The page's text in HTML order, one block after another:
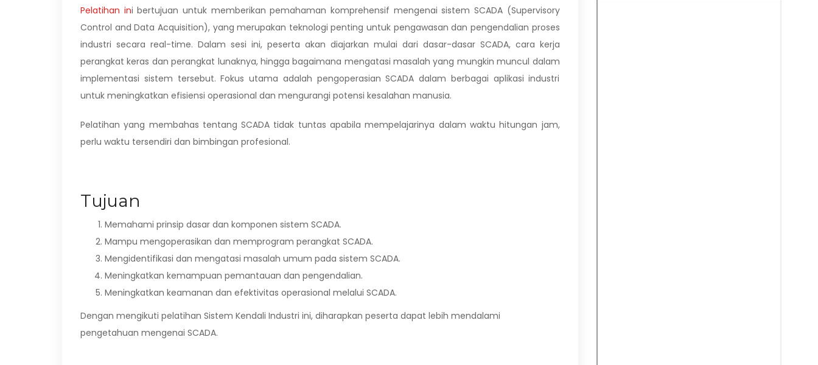
Pelatihan ini bertujuan untuk memberikan pemahaman komprehensif mengenai sistem SCADA (Supervisory
Control and Data Acquisition), yang merupakan teknologi penting untuk pengawasan dan pengendalian proses
industri secara real-time. Dalam sesi ini, peserta akan diajarkan mulai dari dasar-dasar SCADA, cara kerja
perangkat keras dan perangkat lunaknya, hingga bagaimana mengatasi masalah yang mungkin muncul dalam
implementasi sistem tersebut. Fokus utama adalah pengoperasian SCADA dalam berbagai aplikasi industri
untuk meningkatkan efisiensi operasional dan mengurangi potensi kesalahan manusia.
Pelatihan yang membahas tentang SCADA tidak tuntas apabila mempelajarinya dalam waktu hitungan jam,
perlu waktu tersendiri dan bimbingan profesional.
Tujuan
Memahami prinsip dasar dan komponen sistem SCADA.
Mampu mengoperasikan dan memprogram perangkat SCADA.
Mengidentifikasi dan mengatasi masalah umum pada sistem SCADA.
Meningkatkan kemampuan pemantauan dan pengendalian.
Meningkatkan keamanan dan efektivitas operasional melalui SCADA.
Dengan mengikuti pelatihan Sistem Kendali Industri ini, diharapkan peserta dapat lebih mendalami
pengetahuan mengenai SCADA.